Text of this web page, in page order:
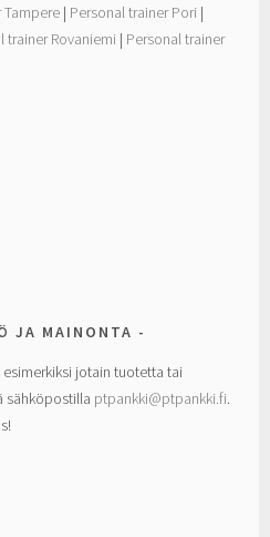
Tampere | Personal trainer Pori |
trainer Rovaniemi | Personal trainer
JA MAINONTA
jotain tuotetta tai
sähköpostilla ptpankki@ptpankki.fi.